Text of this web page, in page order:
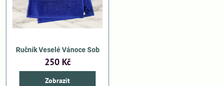
Ručník Veselé Vánoce Sob
250 Kč
Zobrazit